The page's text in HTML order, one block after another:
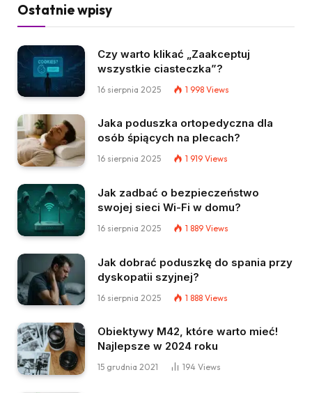
Ostatnie wpisy
Czy warto klikać „Zaakceptuj
wszystkie ciasteczka”?
16 sierpnia 2025 1 998 Views
Jaka poduszka ortopedyczna dla
osób śpiących na plecach?
16 sierpnia 2025 1 919 Views
Jak zadbać o bezpieczeństwo
swojej sieci Wi-Fi w domu?
16 sierpnia 2025 1 889 Views
Jak dobrać poduszkę do spania przy
dyskopatii szyjnej?
16 sierpnia 2025 1 888 Views
Obiektywy M42, które warto mieć!
Najlepsze w 2024 roku
15 grudnia 2021 194 Views